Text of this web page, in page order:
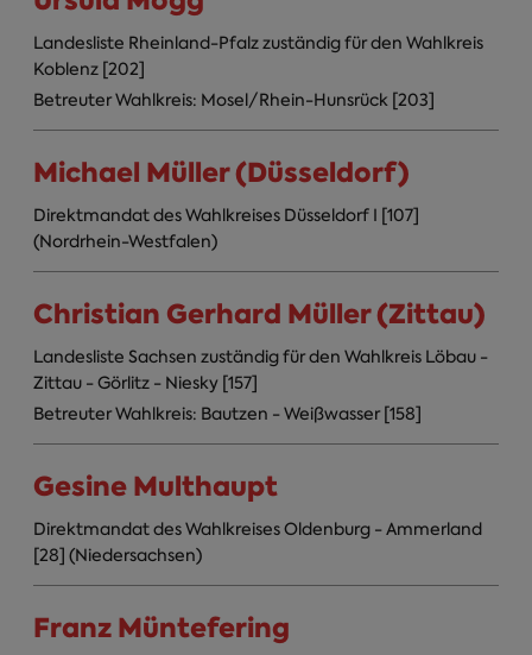
Landesliste Rheinland-Pfalz zuständig für den Wahlkreis
Koblenz [202]
Betreuter Wahlkreis: Mosel/Rhein-Hunsrück [203]
Michael Müller (Düsseldorf)
Direktmandat des Wahlkreises Düsseldorf I [107]
(Nordrhein-Westfalen)
Christian Gerhard Müller (Zittau)
Landesliste Sachsen zuständig für den Wahlkreis Löbau -
Zittau - Görlitz - Niesky [157]
Betreuter Wahlkreis: Bautzen - Weißwasser [158]
Gesine Multhaupt
Direktmandat des Wahlkreises Oldenburg - Ammerland
[28] (Niedersachsen)
Franz Müntefering